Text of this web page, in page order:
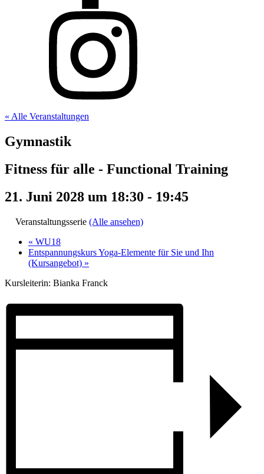
« Alle Veranstaltungen
Gymnastik
Fitness für alle - Functional Training
21. Juni 2028 um 18:30 - 19:45
Veranstaltungsserie (Alle ansehen)
« WU18
Entspannungskurs Yoga-Elemente für Sie und Ihn
(Kursangebot) »
Kursleiterin: Bianka Franck